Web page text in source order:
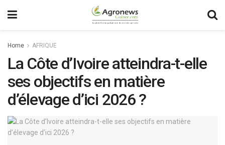
Home AFRIQUE
La Côte d’Ivoire atteindra-t-elle
ses objectifs en matière
d’élevage d’ici 2026 ?